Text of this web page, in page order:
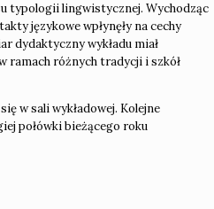
typologii lingwistycznej. Wychodząc
językowe wpłynęły na cechy
dydaktyczny wykładu miał
ramach różnych tradycji i szkół
w sali wykładowej. Kolejne
połówki bieżącego roku